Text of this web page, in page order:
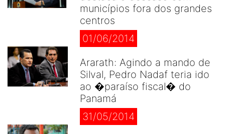
municípios fora dos grandes
centros
01/06/2014
Ararath: Agindo a mando de
Silval, Pedro Nadaf teria ido
ao �paraíso fiscal� do
Panamá
31/05/2014